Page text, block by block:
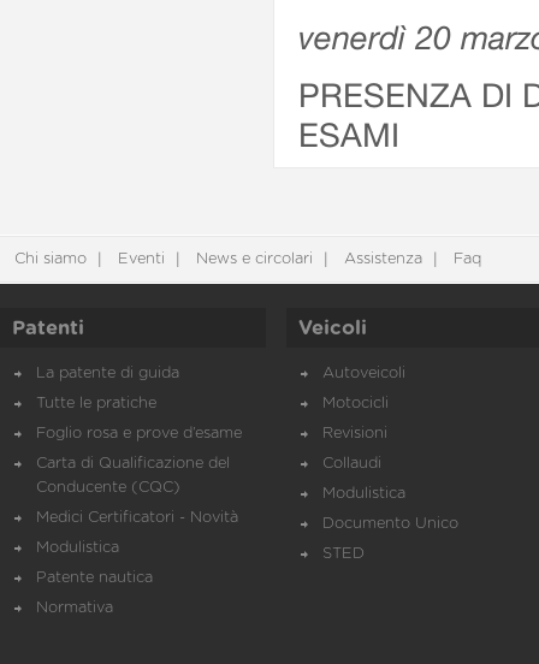
venerdì 20
PRESENZA DI
ESAMI
Chi siamo Eventi News e circolari Assistenza Faq
Patenti
La patente di guida
Tutte le pratiche
Foglio rosa e prove d’esame
Carta di Qualificazione del
Conducente (CQC)
Medici Certificatori - Novità
Modulistica
Patente nautica
Normativa
Veicoli
Autoveicoli
Motocicli
Revisioni
Collaudi
Modulistica
Documento Unico
STED